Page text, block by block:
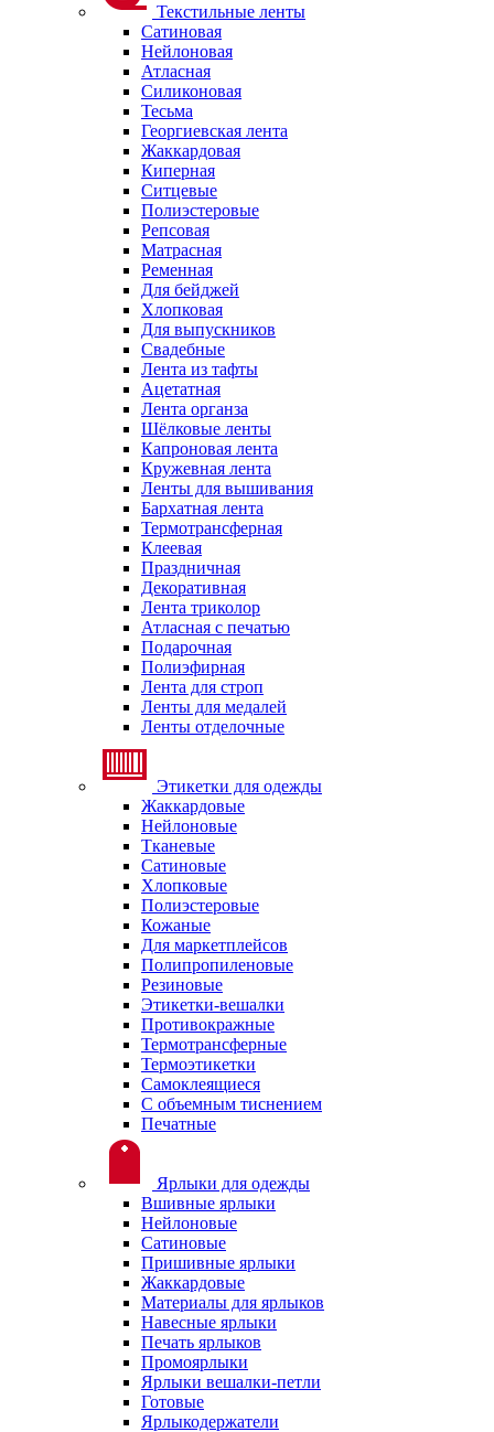
Текстильные ленты
Сатиновая
Нейлоновая
Атласная
Силиконовая
Тесьма
Георгиевская лента
Жаккардовая
Киперная
Ситцевые
Полиэстеровые
Репсовая
Матрасная
Ременная
Для бейджей
Хлопковая
Для выпускников
Свадебные
Лента из тафты
Ацетатная
Лента органза
Шёлковые ленты
Капроновая лента
Кружевная лента
Ленты для вышивания
Бархатная лента
Термотрансферная
Клеевая
Праздничная
Декоративная
Лента триколор
Атласная с печатью
Подарочная
Полиэфирная
Лента для строп
Ленты для медалей
Ленты отделочные
Этикетки для одежды
Жаккардовые
Нейлоновые
Тканевые
Сатиновые
Хлопковые
Полиэстеровые
Кожаные
Для маркетплейсов
Полипропиленовые
Резиновые
Этикетки-вешалки
Противокражные
Термотрансферные
Термоэтикетки
Самоклеящиеся
С объемным тиснением
Печатные
Ярлыки для одежды
Вшивные ярлыки
Нейлоновые
Сатиновые
Пришивные ярлыки
Жаккардовые
Материалы для ярлыков
Навесные ярлыки
Печать ярлыков
Промоярлыки
Ярлыки вешалки-петли
Готовые
Ярлыкодержатели